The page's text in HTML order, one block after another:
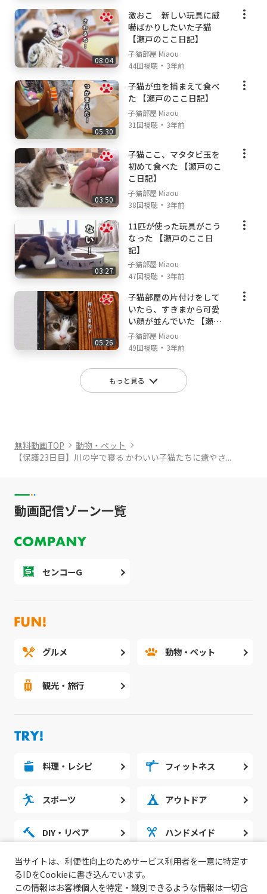
08:04
激おこ 新しい玩具に威
嚇ばかりしたいた子猫
【瀬戸のここ日記】
子猫部屋 Miaou
44回視聴 ・ 3年前
05:30
子猫が虫を捕まえて食べ
た 【瀬戸のここ日記】
子猫部屋 Miaou
31回視聴 ・ 3年前
03:50
子猫ここ、マタタビ玉を
初めて食べた 【瀬戸のこ
こ日記】
子猫部屋 Miaou
38回視聴 ・ 3年前
03:27
11匹が使った玩具がこう
なった 【瀬戸のここ日
記】
子猫部屋 Miaou
47回視聴 ・ 3年前
05:26
子猫部屋の片付けをして
いたら、すきまから可愛
い顔が並んでいた 【瀬戸
の子猫日記】
子猫部屋 Miaou
49回視聴 ・ 3年前
もっと見る
無料動画TOP
動物・ペット
【保護23日目】川の字で寝る かわいい子猫たちに癒やさ...
動画配信ゾーン一覧
センコーG
グルメ 動物・ペット
観光・旅行
料理・レシピ フィットネス
スポーツ アウトドア
DIY・リペア ハンドメイド
勉強・スタディ ノウハウ
当サイトは、利便性向上のためサービス利用者を一意に特定す
るIDをCookieに書き込んでいます。
この情報はお客様個人を特定・識別できるような情報は一切含